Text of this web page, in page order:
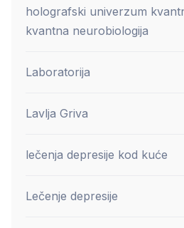
holografski univerzum
kvantna neurobiologija
Laboratorija
Lavlja Griva
lečenja depresije kod kuće
Lečenje depresije